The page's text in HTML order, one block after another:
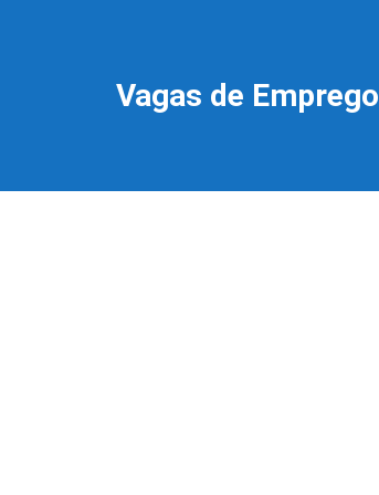
Vagas de Emprego